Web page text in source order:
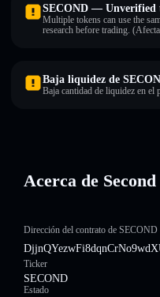
SECOND — Unverified
Multiple tokens can use the
research before trading.
Baja liquidez de
Baja cantidad de liquidez en el
Acerca de
Dirección del contrato de SECOND
Ticker
SECOND
Estado